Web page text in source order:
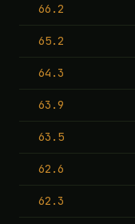
66.2
65.2
64.3
63.9
63.5
62.6
62.3